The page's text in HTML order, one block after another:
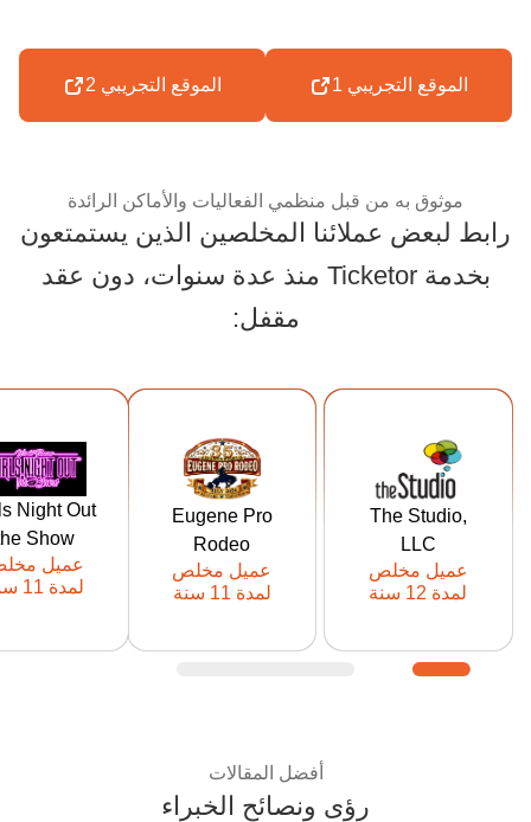
الموقع التجريبي 1 الموقع التجريبي 2
موثوق به من قبل
موثوق به من قبل منظمي الفعاليات والأماكن الرائدة
رابط لبعض عملائنا المخلصين الذين يستمتعون
بخدمة Ticketor منذ عدة سنوات، دون عقد
مقفل:
The Studio,
LLC
عميل مخلص
لمدة 12 سنة
https://tickets.t
hestudiorockf
ord.com
عميل Ticketor
منذ: 2014
Eugene Pro
Rodeo
عميل مخلص
لمدة 11 سنة
https://tickets.
eugeneproro
deo.com
عميل Ticketor
منذ: 2015
Night Out
Show
عميل
لمدة 11 سنة
tickets.
عميل Ticketor
منذ:
أفضل المقالات
رؤى ونصائح الخبراء